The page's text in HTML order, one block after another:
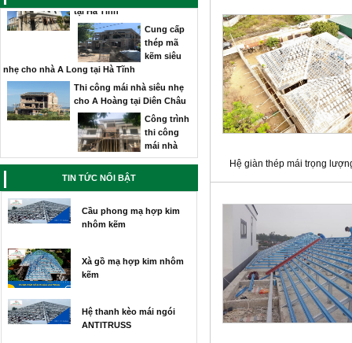
thép mã
kẽm siêu
nhẹ cho nhà A Long tại Hà Tĩnh
Thi công mái nhà siêu nhẹ
cho A Hoàng tại Diên Châu
thi công
mái nhà
siêu nhẹ nhà anh Thanh
TIN TỨC NỔI BẬT
Cầu phong mạ hợp kim
nhôm kẽm
Xà gồ mạ hợp kim nhôm
kẽm
Hệ thanh kèo mái ngói
ANTITRUSS
Hệ giàn thép mái trọng